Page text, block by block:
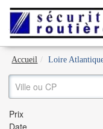
Accueil Loire